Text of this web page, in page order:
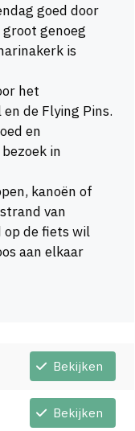
goed door
genoeg
is
het
de Flying Pins.
en
in
kanoën of
van
op de fiets wil
aan elkaar
Bekijken
Bekijken